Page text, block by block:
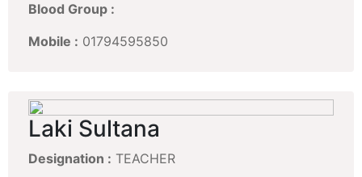
Blood Group :
Mobile : 01794595850
Laki Sultana
Designation : TEACHER